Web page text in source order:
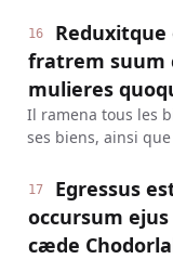
16
fratrem suum
mulieres
Il ramena tous les
ses biens, ainsi
17
Egressus
occursum
cæde